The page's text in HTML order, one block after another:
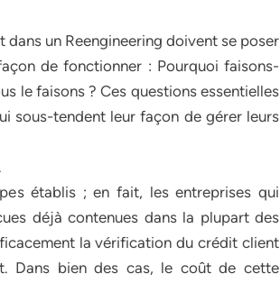
dans un Reengineering doivent se poser
de fonctionner : Pourquoi faisons-
le faisons ? Ces questions essentielles
sous-tendent leur façon de gérer leurs
établis ; en fait, les entreprises qui
déjà contenues dans la plupart des
la vérification du crédit client
Dans bien des cas, le coût de cette